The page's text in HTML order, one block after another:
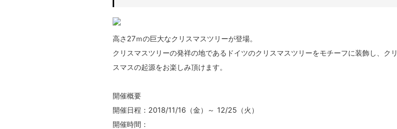
高さ27ｍの巨大なクリスマスツリーが登場。
クリスマスツリーの発祥の地であるドイツのクリスマスツリーをモチーフに装飾し、クリ
スマスの起源をお楽しみ頂けます。
開催概要
開催日程：2018/11/16（金）～ 12/25（火）
開催時間：